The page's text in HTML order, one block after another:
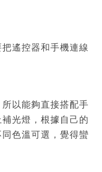
遙控器和手機連線
以能夠直接搭配手
光燈，根據自己的
色溫可選，覺得蠻